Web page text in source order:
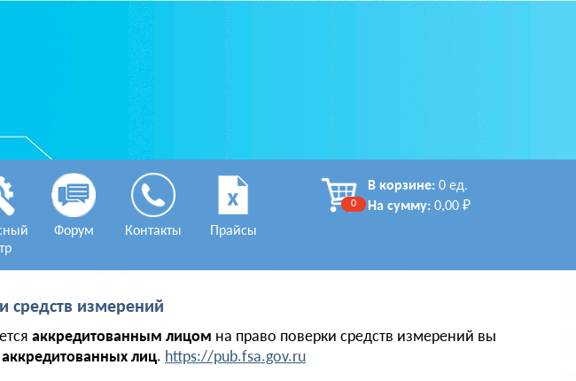
Форум Контакты Прайсы
0
В корзине: 0 ед.
На сумму: 0,00 ₽
средств измерений
аккредитованным лицом на право поверки средств измерений вы
лиц. https://pub.fsa.gov.ru